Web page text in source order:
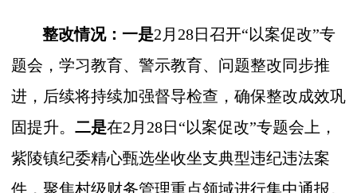
整改情况：一是2月28日召开“以案促改”专
题会，学习教育、警示教育、问题整改同步推
进，后续将持续加强督导检查，确保整改成效巩
固提升。 二是在2月28日“以案促改”专题会上，
紫陵镇纪委精心甄选坐收坐支典型违纪违法案